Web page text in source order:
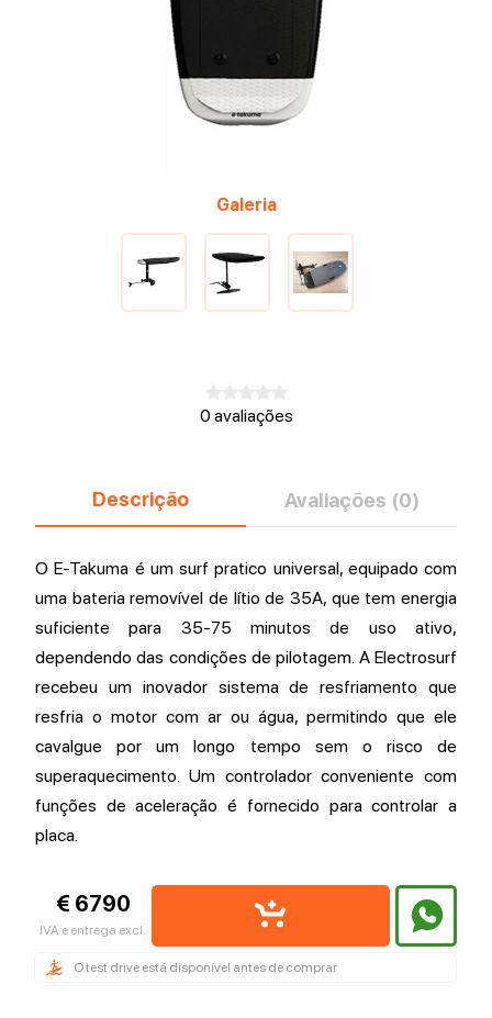
Galeria
0 avaliações
Descrição Avaliações (0)
O E-Takuma é um surf pratico universal, equipado com
uma bateria removível de lítio de 35A, que tem energia
suficiente para 35-75 minutos de uso ativo,
dependendo das condições de pilotagem. A Electrosurf
recebeu um inovador sistema de resfriamento que
resfria o motor com ar ou água, permitindo que ele
cavalgue por um longo tempo sem o risco de
superaquecimento. Um controlador conveniente com
funções de aceleração é fornecido para controlar a
placa.
€ 6790
IVA e entrega excl.
O test drive está disponível antes de comprar